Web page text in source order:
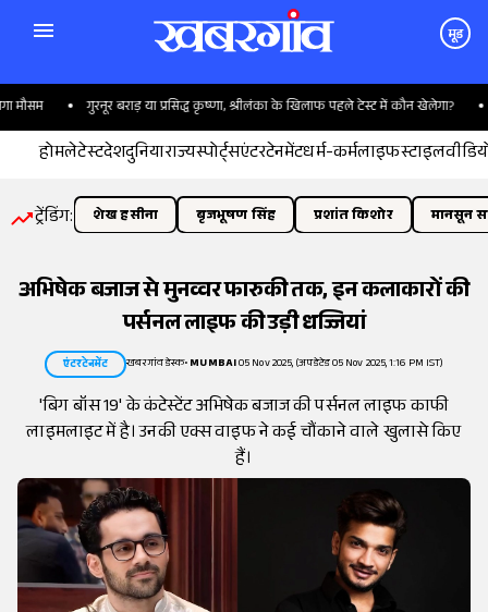
मूड
गुरनूर बराड़ या प्रसिद्ध कृष्णा, श्रीलंका के खिलाफ पहले टेस्ट में कौन खेलेगा?
होमलेटेस्टदेशदुनियाराज्यस्पोर्ट्सएंटरटेनमेंटधर्म-कर्मलाइफस्टाइल
ट्रेंडिंग: शेख हसीना बृजभूषण सिंह प्रशांत किशोर मानसून
अभिषेक बजाज से मुनव्वर फारुकी तक, इन कलाकारों की
पर्सनल लाइफ की उड़ी धज्जियां
एंटरटेनमेंट खबरगांव डेस्क•MUMBAI05 Nov 2025, (अपडेटेड 05 Nov 2025, 1:16 PM IST)
'बिग बॉस 19' के कंटेस्टेंट अभिषेक बजाज की पर्सनल लाइफ काफी
लाइमलाइट में है। उनकी एक्स वाइफ ने कई चौंकाने वाले खुलासे किए
हैं।